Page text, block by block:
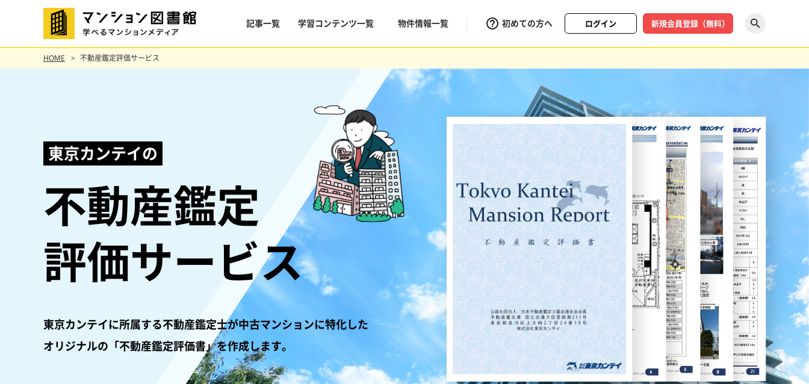
記事一覧 学習コンテンツ一覧 物件情報一覧 初めての方へ ログイン 新規会員登録（無料）
HOME 不動産鑑定評価サービス
東京カンテイの
不動産鑑定
評価サービス
東京カンテイに所属する不動産鑑定士が中古マンションに特化した
オリジナルの「不動産鑑定評価書」を作成します。